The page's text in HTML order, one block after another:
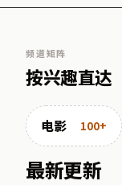
频道矩阵
按兴趣直达
电影 100+
最新更新